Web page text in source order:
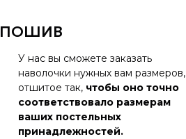
ПОШИВ
У нас вы сможете заказать
наволочки нужных вам размеров,
отшитое так, чтобы оно точно
соответствовало размерам
ваших постельных
принадлежностей.